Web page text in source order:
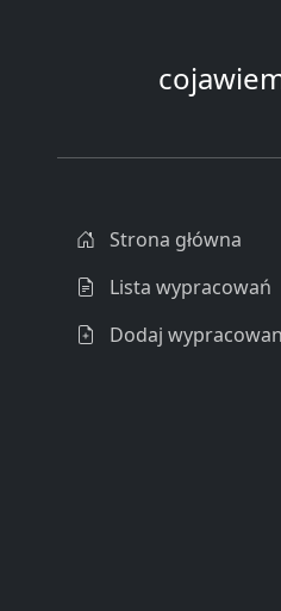
Strona główna
Lista wypracowań
Dodaj